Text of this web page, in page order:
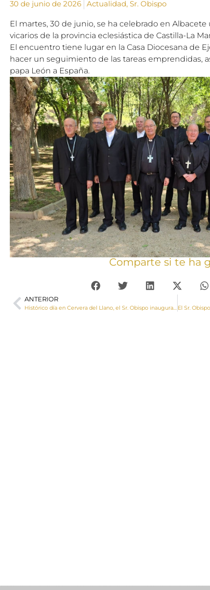
30 de junio de 2026 Actualidad, Sr. Obispo
El martes, 30 de junio, se ha celebrado en
vicarios de la provincia eclesiástica de Castilla-La
El encuentro tiene lugar en la Casa Diocesana de
hacer un seguimiento de las tareas emprendidas,
papa León a España.
Comparte si te ha
ANTERIOR
Histórico día en Cervera del Llano, el Sr. Obispo inaugura y bendice la reconstrucción de la torre de su iglesia